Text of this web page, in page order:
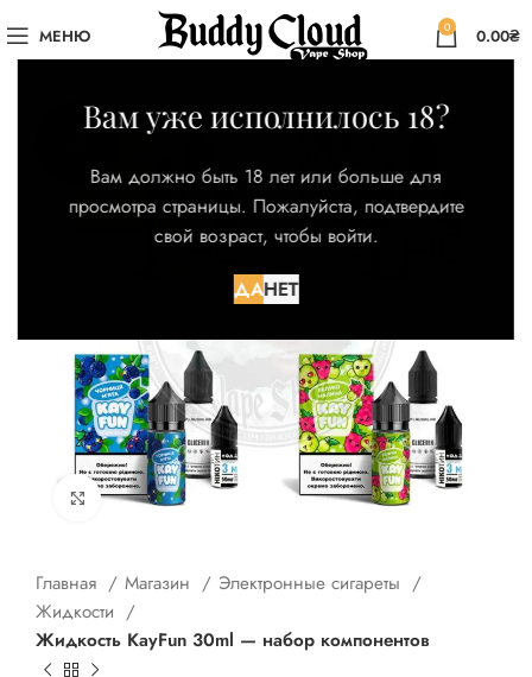
Вам уже исполнилось 18?
Вам должно быть 18 лет или больше для
просмотра страницы. Пожалуйста, подтвердите
свой возраст, чтобы войти.
ДАНЕТ
МЕНЮ 0 0.00₴
Нажмите для увеличения
Главная Магазин
Электронные сигареты
Жидкости
Жидкость KayFun 30ml — набор компонентов